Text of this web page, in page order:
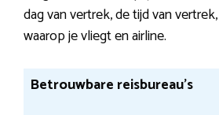
dag van vertrek, de tijd van
waarop je vliegt en airline.
Betrouwbare reisbureau’s